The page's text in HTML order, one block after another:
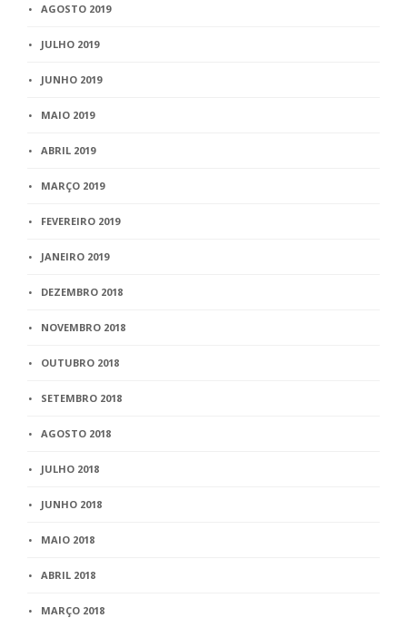
AGOSTO 2019
JULHO 2019
JUNHO 2019
MAIO 2019
ABRIL 2019
MARÇO 2019
FEVEREIRO 2019
JANEIRO 2019
DEZEMBRO 2018
NOVEMBRO 2018
OUTUBRO 2018
SETEMBRO 2018
AGOSTO 2018
JULHO 2018
JUNHO 2018
MAIO 2018
ABRIL 2018
MARÇO 2018